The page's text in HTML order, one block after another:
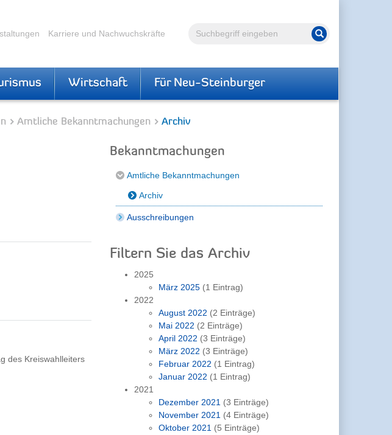
Volltextsuche Suche starten
Karriere und Nachwuchskräfte
Wirtschaft Für Neu-Steinburger
Amtliche Bekanntmachungen Archiv
des Kreiswahlleiters
Bekanntmachungen
Amtliche Bekanntmachungen
Archiv
Ausschreibungen
Filtern Sie das Archiv
2025
März 2025 (1 Eintrag)
2022
August 2022 (2 Einträge)
Mai 2022 (2 Einträge)
April 2022 (3 Einträge)
März 2022 (3 Einträge)
Februar 2022 (1 Eintrag)
Januar 2022 (1 Eintrag)
2021
Dezember 2021 (3 Einträge)
November 2021 (4 Einträge)
Oktober 2021 (5 Einträge)